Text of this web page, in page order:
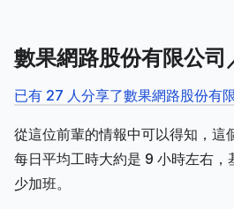
數果網路股份有限公司
已有 27 人分享了數果網路股份有
從這位前輩的情報中可以得知，這
每日平均工時大約是 9 小時左右，
少加班。